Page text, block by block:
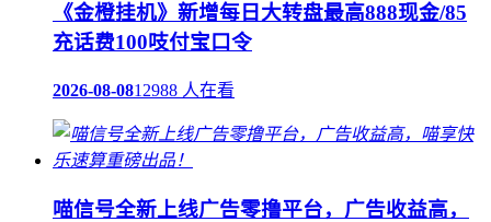
《金橙挂机》新增每日大转盘最高888现金/85
充话费100吱付宝口令
2026-08-0812988 人在看
喵信号全新上线广告零撸平台，广告收益高，